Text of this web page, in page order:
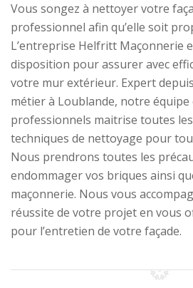
Vous songez à nettoyer votre
professionnel afin qu’elle soit
L’entreprise Helfritt Maçonnerie
disposition pour assurer avec
votre mur extérieur. Expert
métier à Loublande, notre équipe
professionnels maitrise toutes
techniques de nettoyage pour
Nous prendrons toutes les
endommager vos briques ainsi
maçonnerie. Nous vous
réussite de votre projet en vous
pour l’entretien de votre façade.